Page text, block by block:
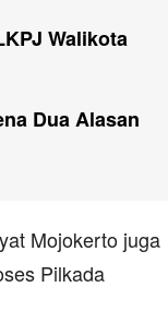
Walikota
Dua Alasan
Mojokerto juga
Pilkada